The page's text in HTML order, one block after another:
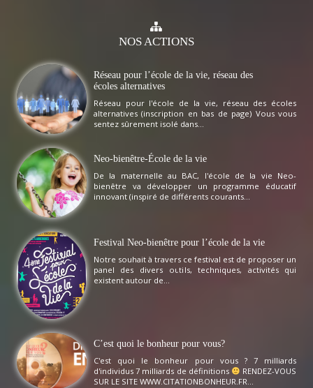
NOSACTIONS
Réseau pour l’école de la vie, réseau des
écoles alternatives
Réseau pour l'école de la vie, réseau des écoles
alternatives (inscription en bas de page) Vous vous
sentez sûrement isolé dans...
Neo-bienêtre-École de la vie
De la maternelle au BAC, l'école de la vie Neo-
bienêtre va développer un programme éducatif
innovant (inspiré de différents courants...
Festival Neo-bienêtre pour l’école de la vie
Notre souhait à travers ce festival est de proposer un
panel des divers outils, techniques, activités qui
existent autour de...
C’est quoi le bonheur pour vous?
C'est quoi le bonheur pour vous ? 7 milliards
d'individus 7 milliards de définitions
RENDEZ-VOUS
SUR LE SITE WWW.CITATIONBONHEUR.FR...